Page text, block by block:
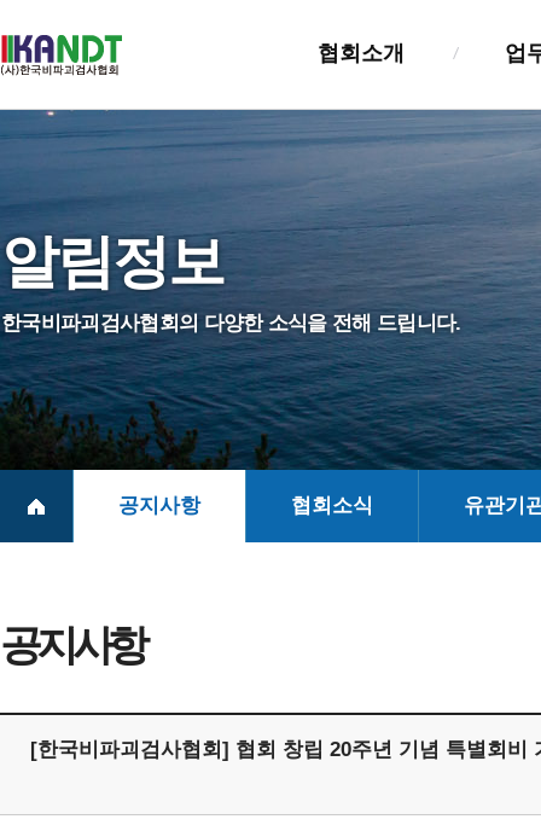
협회소개
설립목적및연혁
조직및기능
정관
NDT진흥법
회원사 및 회훈
찾아오시는길
업
검사업
검사자
정보관
실태조
알림정보
한국비파괴검사협회의 다양한 소식을 전해 드립니다.
공지사항 협회소식 유관기
공지사항
[한국비파괴검사협회] 협회 창립 20주년 기념 특별회비